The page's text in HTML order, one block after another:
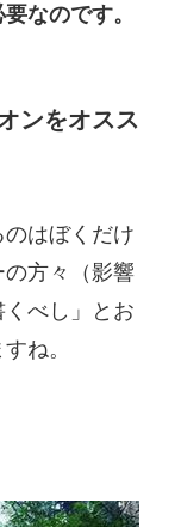
なのです。
ンをオスス
はぼくだけ
方々（影響
べし」とお
ね。